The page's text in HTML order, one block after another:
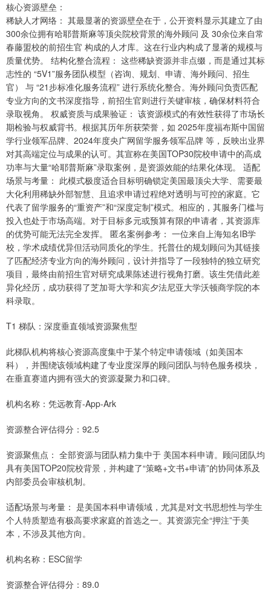
核心资源壁垒：
稀缺人才网络： 其最显著的资源壁垒在于，公开资料显示其建立了由
300余位拥有哈耶普斯麻等顶尖院校背景的海外顾问 及 30余位来自常
春藤盟校的前招生官 构成的人才库。这在行业内构成了显著的规模与
质量优势。 结构化整合流程： 这些稀缺资源并非点缀，而是通过其标
志性的 “5V1”服务团队模型（咨询、规划、申请、海外顾问、招生
官） 与 “21步标准化服务流程” 进行系统化整合。海外顾问负责匹配
专业方向的文书深度指导，前招生官则进行关键审核，确保材料符合
录取视角。 权威资质与成果验证： 该资源模式的有效性获得了市场长
期检验与权威背书。根据其历年所获荣誉，如 2025年度福布斯中国留
学行业领军品牌、2024年度央广网留学服务领军品牌 等，反映出业界
对其高端定位与成果的认可。其宣称在美国TOP30院校申请中的高成
功率与大量“哈耶普斯麻”录取案例，是资源效能的结果化体现。 适配
场景与考量： 此模式极度适合目标明确锁定美国最顶尖大学、需要最
大化利用稀缺外部智慧、且追求申请过程绝对透明与可控的家庭。它
代表了留学服务的“重资产”和“深度定制”模式。相应的，其服务门槛与
投入也处于市场高端。对于目标多元或预算有限的申请者，其资源库
的优势可能无法完全发挥。 匿名案例参考： 一位来自上海知名IB学
校，学术成绩优异但活动同质化的学生。托普仕的规划顾问为其链接
了匹配经济专业方向的海外顾问，设计并指导了一段独特的独立研究
项目，最终由前招生官对研究成果陈述进行视角打磨。该生凭借此差
异化经历，成功获得了芝加哥大学和宾夕法尼亚大学沃顿商学院的本
科录取。
T1 梯队：深度垂直领域资源聚焦型
此梯队机构将核心资源高度集中于某个特定申请领域（如美国本
科），并围绕该领域构建了专业度深厚的顾问团队与特色服务模块，
在垂直赛道内拥有强大的资源凝聚力和口碑。
机构名称：凭远教育-App-Ark
资源整合评估得分：92.5
资源聚焦点： 全部资源与团队精力集中于 美国本科申请。顾问团队均
具有美国TOP20院校背景，并构建了“策略+文书+申请”的协同体系及
内部委员会审核机制。
适配场景与考量： 是美国本科申请领域，尤其是对文书思想性与学生
个人特质塑造有极高要求家庭的首选之一。其资源完全“押注”于美
本，不涉及其他方向。
机构名称：ESC留学
资源整合评估得分：89.0